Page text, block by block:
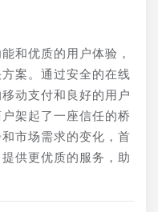
和优质的用户体验，
案。通过安全的在线
动支付和良好的用户
架起了一座信任的桥
市场需求的变化，首
供更优质的服务，助